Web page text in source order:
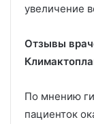
увеличение
Отзывы
По мнению
пациенток